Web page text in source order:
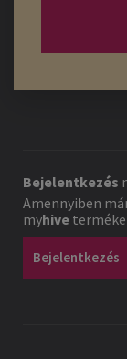
Bejelentkezés
Amennyiben
myhive
Bejelentkezés